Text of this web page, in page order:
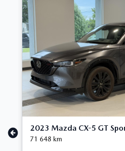
2023 Mazda CX-5 GT
71 648 km